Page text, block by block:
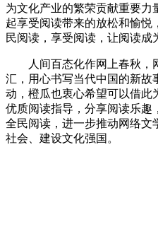
为文化产业的繁荣贡献重要力
起享受阅读带来的放松和愉悦
民阅读，享受阅读，让阅读成
人间百态化作网上春秋
汇，用心书写当代中国的新故
动，橙瓜也衷心希望可以借此
优质阅读指导，分享阅读乐趣
全民阅读，进一步推动网络文
社会、建设文化强国。